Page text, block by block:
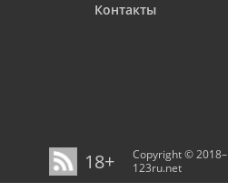
Контакты
18+
Copyright © 2018–
123ru.net